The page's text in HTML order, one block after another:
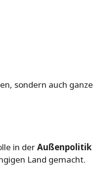
sondern auch ganze
in derAußenpolitik
Land gemacht.